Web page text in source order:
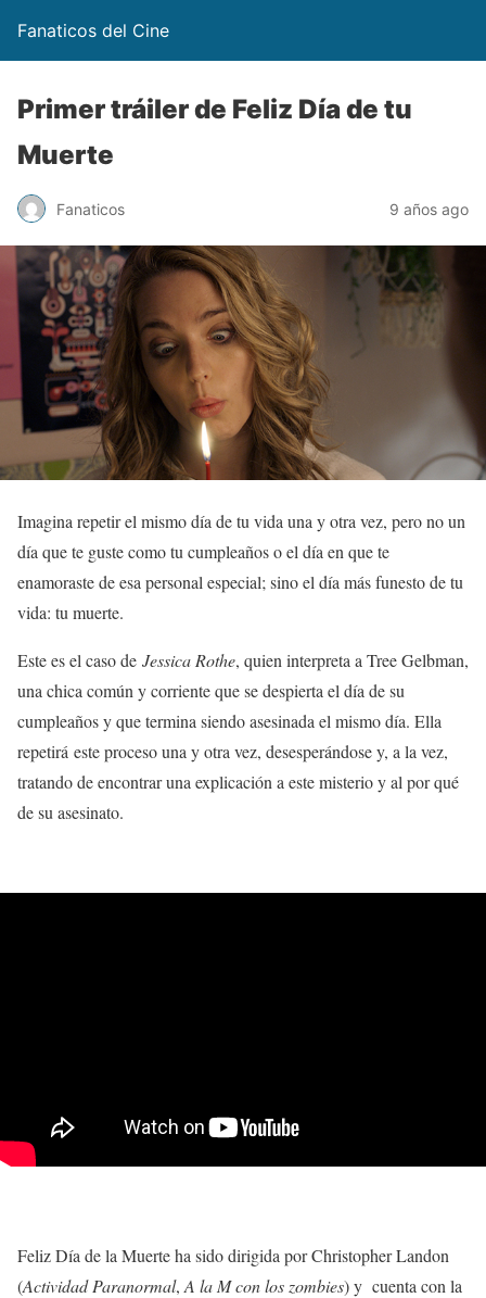
Fanaticos del Cine
Primer tráiler de Feliz Día de tu
Muerte
Fanaticos 9 años ago
Imagina repetir el mismo día de tu vida una y otra vez, pero no un
día que te guste como tu cumpleaños o el día en que te
enamoraste de esa personal especial; sino el día más funesto de tu
vida: tu muerte.
Este es el caso de Jessica Rothe, quien interpreta a Tree Gelbman,
una chica común y corriente que se despierta el día de su
cumpleaños y que termina siendo asesinada el mismo día. Ella
repetirá este proceso una y otra vez, desesperándose y, a la vez,
tratando de encontrar una explicación a este misterio y al por qué
de su asesinato.
Feliz Día de la Muerte ha sido dirigida por Christopher Landon
(Actividad Paranormal, A la M con los zombies) y cuenta con la